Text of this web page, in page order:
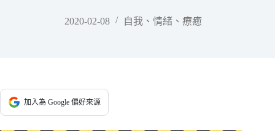
2020-02-08 自我、情緒、療癒
加入為 Google 偏好來源